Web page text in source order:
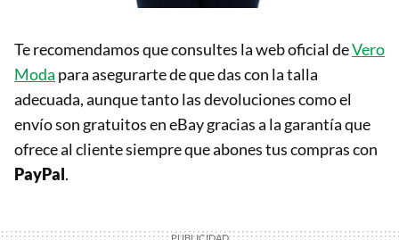
Te recomendamos que consultes la web oficial deVero
Moda para asegurarte de que das con la talla
adecuada, aunque tanto las devoluciones como el
envío son gratuitos en eBay gracias a la garantía que
ofrece al cliente siempre que abones tus compras con
PayPal.